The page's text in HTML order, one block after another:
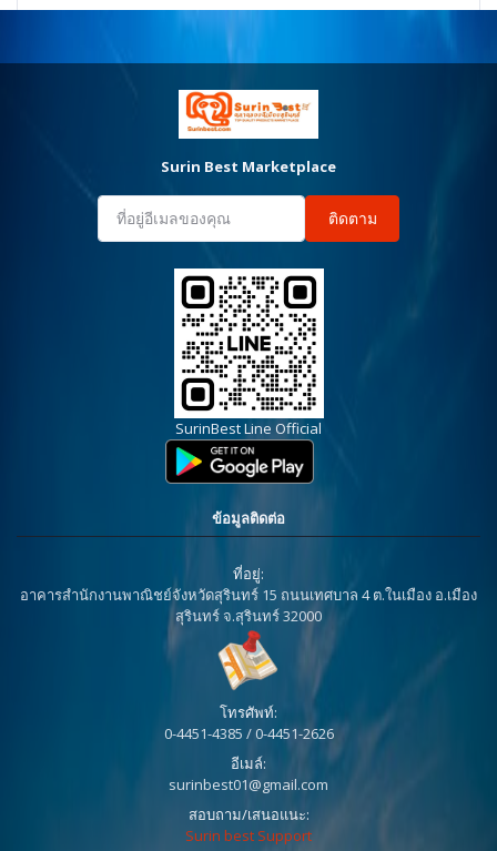
Surin Best Marketplace
ติดตาม
SurinBest Line Official
ข้อมูลติดต่อ
ที่อยู่:
อาคารสำนักงานพาณิชย์จังหวัดสุรินทร์ 15 ถนนเทศบาล 4 ต.ในเมือง อ.เมือง
สุรินทร์ จ.สุรินทร์ 32000
โทรศัพท์:
0-4451-4385 / 0-4451-2626
อีเมล์:
surinbest01@gmail.com
สอบถาม/เสนอแนะ:
Surin best Support